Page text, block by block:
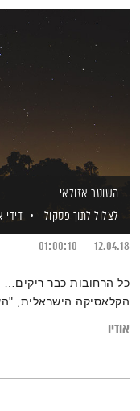
השוטר אזולאי
לצלול לתוך פסקול
דידי
12.04.18
01:00:10
כל הרחובות כבר ריקים…
הקלאסיקה הישראלית,
אודיו